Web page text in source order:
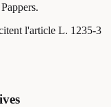
l'article L. 1235-3